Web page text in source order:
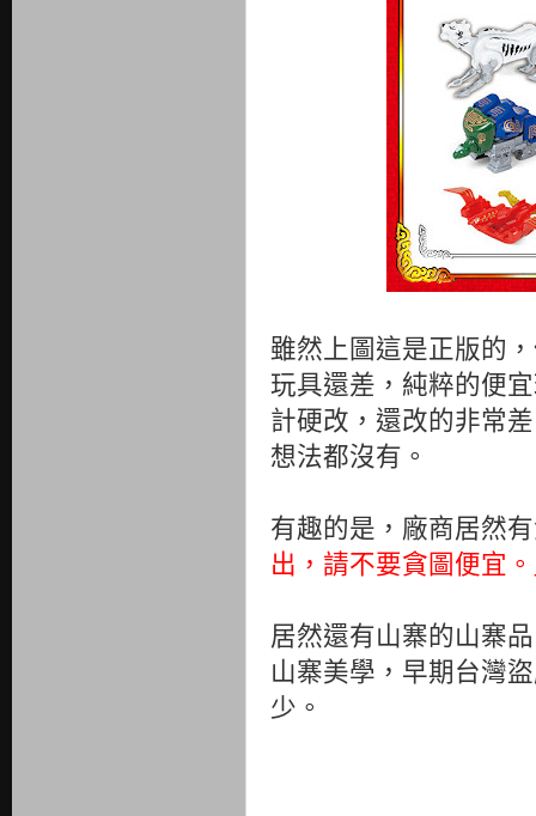
雖然上圖這是正版的
玩具還差，純粹的便
計硬改，還改的非常
想法都沒有。
有趣的是，廠商居然
出，請不要貪圖便宜
居然還有山寨的山寨
山寨美學，早期台灣
少。